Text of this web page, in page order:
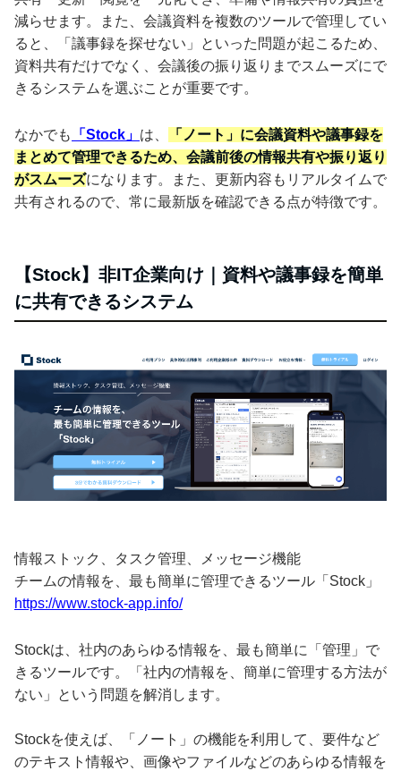
減らせます。また、会議資料を複数のツールで管理してい
ると、「議事録を探せない」といった問題が起こるため、
資料共有だけでなく、会議後の振り返りまでスムーズにで
きるシステムを選ぶことが重要です。
なかでも 「Stock」 は、
「ノート」に会議資料や議事録を
まとめて管理できるため、会議前後の情報共有や振り返り
がスムーズになります。また、更新内容もリアルタイムで
共有されるので、常に最新版を確認できる点が特徴です。
【Stock】非IT企業向け｜資料や議事録を簡単
に共有できるシステム
情報ストック、タスク管理、メッセージ機能
チームの情報を、最も簡単に管理できるツール「Stock」
https://www.stock-app.info/
Stockは、社内のあらゆる情報を、最も簡単に「管理」で
きるツールです。「社内の情報を、簡単に管理する方法が
ない」という問題を解消します。
Stockを使えば、「ノート」の機能を利用して、要件など
のテキスト情報や、画像やファイルなどのあらゆる情報を